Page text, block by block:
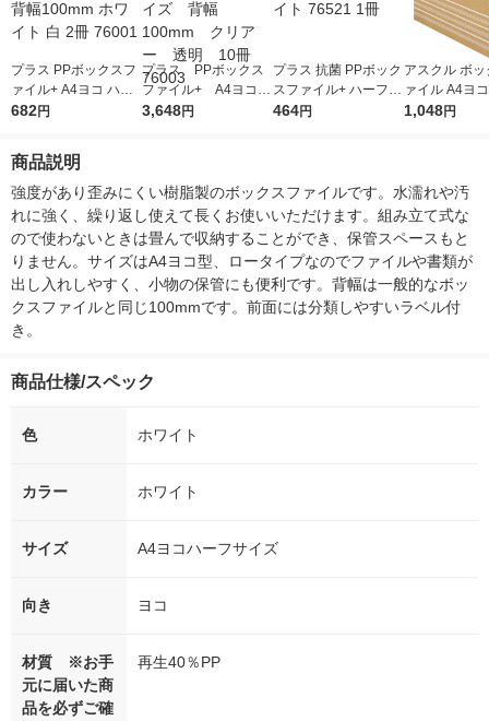
プラス PPボックスフ
ァイル+ A4ヨコ ハー
フサイズ 背幅100mm
682円
プラス PPボックス
ファイル+ A4ヨコ
ハーフサイズ 背幅1
3,648円
プラス 抗菌 PPボック
スファイル+ ハーフサ
イズ ホワイト 76521
464円
アスクル ボ
ァイル A4ヨ
ール製 1袋（
1,048円
商品説明
強度があり歪みにくい樹脂製のボックスファイルです。水濡れや汚
れに強く、繰り返し使えて長くお使いいただけます。組み立て式な
ので使わないときは畳んで収納することができ、保管スペースもと
りません。サイズはA4ヨコ型、ロータイプなのでファイルや書類が
出し入れしやすく、小物の保管にも便利です。背幅は一般的なボッ
クスファイルと同じ100mmです。前面には分類しやすいラベル付
き。
商品仕様/スペック
色 ホワイト
カラー ホワイト
サイズ A4ヨコハーフサイズ
向き ヨコ
材質 ※お手
元に届いた商
品を必ずご確
再生40％PP